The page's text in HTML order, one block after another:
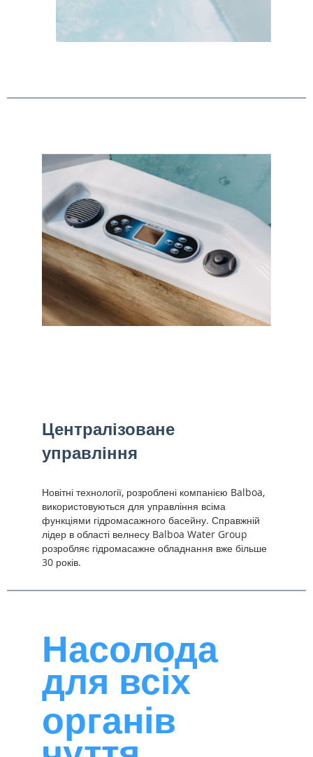
Централізоване
управління
Новітні технології, розроблені компанією Balboa,
використовуються для управління всіма
функціями гідромасажного басейну. Справжній
лідер в області велнесу Balboa Water Group
розробляє гідромасажне обладнання вже більше
30 років.
Насолода
для всіх
органів